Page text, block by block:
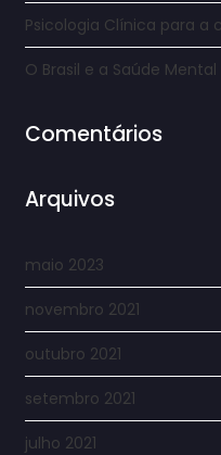
Psicologia Clínica para a
O Brasil e a Saúde Mental
Comentários
Arquivos
maio 2023
novembro 2021
outubro 2021
setembro 2021
julho 2021